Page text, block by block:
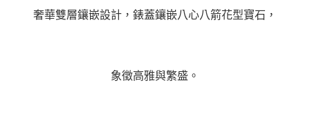
奢華雙層鑲嵌設計，錶蓋鑲嵌八心八箭花型寶石，
象徵高雅與繁盛。